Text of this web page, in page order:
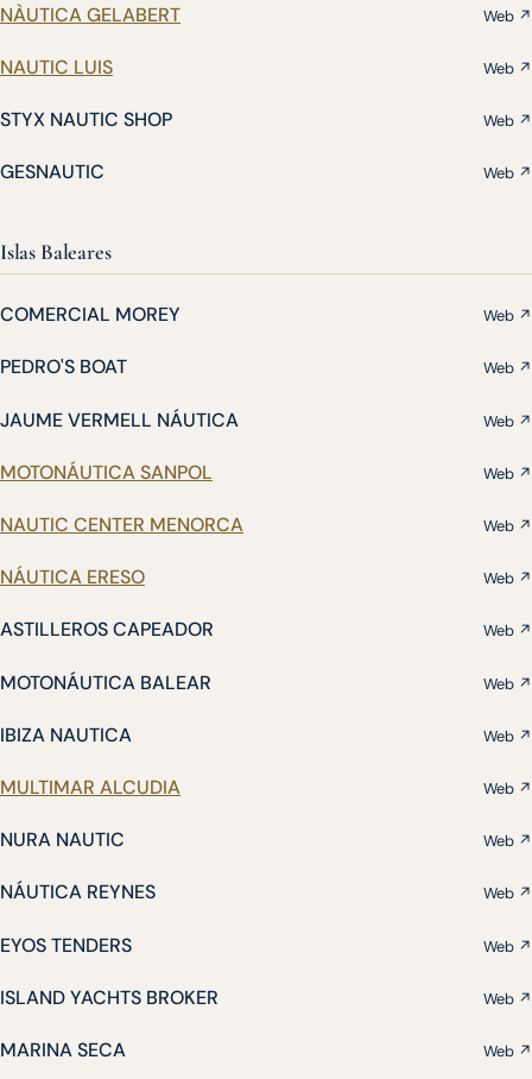
NÀUTICA GELABERT Web ↗
NAUTIC LUIS Web ↗
STYX NAUTIC SHOP Web ↗
GESNAUTIC Web ↗
Islas Baleares
COMERCIAL MOREY Web ↗
PEDRO'S BOAT Web ↗
JAUME VERMELL NÁUTICA Web ↗
MOTONÁUTICA SANPOL Web ↗
NAUTIC CENTER MENORCA Web ↗
NÁUTICA ERESO Web ↗
ASTILLEROS CAPEADOR Web ↗
MOTONÁUTICA BALEAR Web ↗
IBIZA NAUTICA Web ↗
MULTIMAR ALCUDIA Web ↗
NURA NAUTIC Web ↗
NÁUTICA REYNES Web ↗
EYOS TENDERS Web ↗
ISLAND YACHTS BROKER Web ↗
MARINA SECA Web ↗